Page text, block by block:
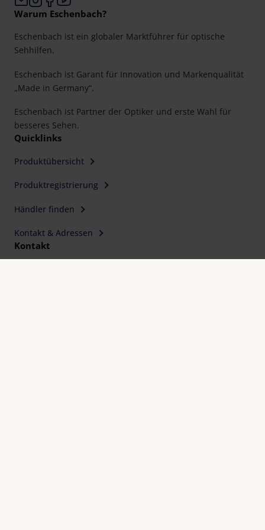
Warum Eschenbach?
Eschenbach ist ein globaler Marktführer für optische
Sehhilfen.
Eschenbach ist Garant für Innovation und Markenqualität
„Made in Germany“.
Eschenbach ist Partner der Optiker und erste Wahl für
besseres Sehen.
Quicklinks
Produktübersicht
Produktregistrierung
Händler finden
Kontakt & Adressen
Kontakt